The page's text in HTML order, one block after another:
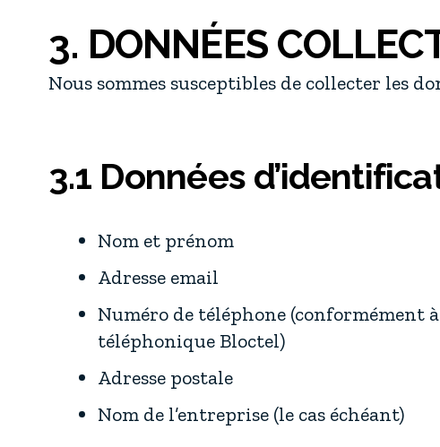
3. DONNÉES
Nous sommes susceptibles de collecter les
3.1 Données
Nom et prénom
Adresse email
Numéro de téléphone (conformément
téléphonique Bloctel)
Adresse postale
Nom de l’entreprise (le cas échéant)